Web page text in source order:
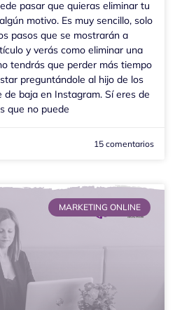
pasar que quieras eliminar tu
motivo. Es muy sencillo, solo
pasos que se mostrarán a
y verás como eliminar una
tendrás que perder más tiempo
preguntándole al hijo de los
baja en Instagram. Sí eres de
que no puede
15 comentarios
MARKETING ONLINE